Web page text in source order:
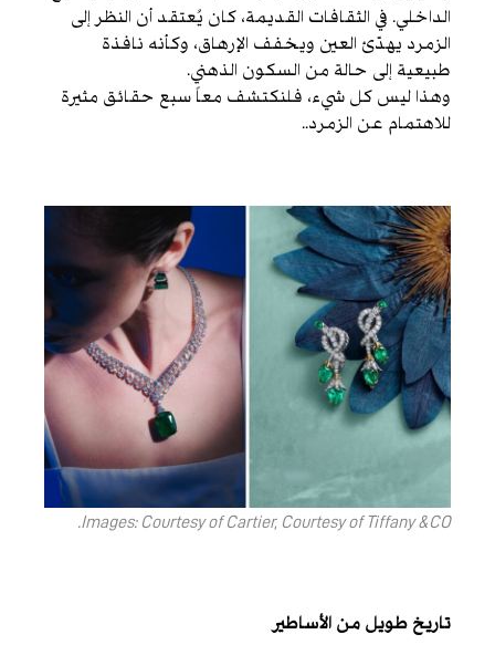
الداخلي. في الثقافات القديمة، كان يُعتقد أن النظر إلى
الزمرد يهدّئ العين ويخفف الإرهاق، وكأنه نافذة
طبيعية إلى حالة من السكون الذهني.
وهذا ليس كل شيء، فلنكتشف معاً سبع حقائق مثيرة
للاهتمام عن الزمرد..
Images: Courtesy of Cartier, Courtesy of Tiffany &CO.
تاريخ طويل من الأساطير